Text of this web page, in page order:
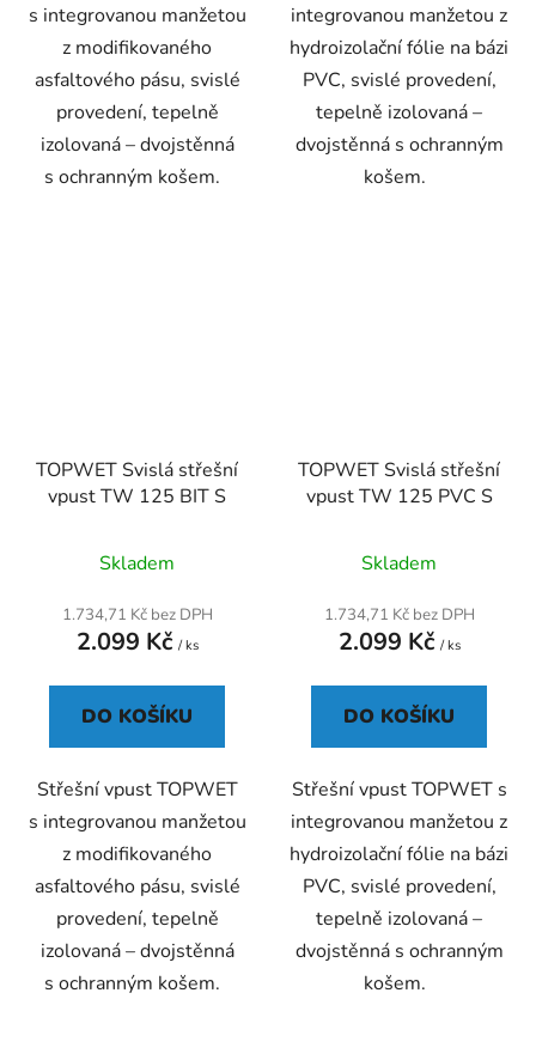
s integrovanou manžetou
z modifikovaného
asfaltového pásu, svislé
provedení, tepelně
izolovaná – dvojstěnná
s ochranným košem.
integrovanou manžetou z
hydroizolační fólie na bázi
PVC, svislé provedení,
tepelně izolovaná –
dvojstěnná s ochranným
košem.
TOPWET Svislá střešní
vpust TW 125 BIT S
Skladem
1.734,71 Kč bez DPH
2.099 Kč / ks
DO KOŠÍKU
Střešní vpust TOPWET
s integrovanou manžetou
z modifikovaného
asfaltového pásu, svislé
provedení, tepelně
izolovaná – dvojstěnná
s ochranným košem.
TOPWET Svislá střešní
vpust TW 125 PVC S
hodnocení
produktu
je
z
Skladem
1.734,71 Kč bez DPH
2.099 Kč / ks
DO KOŠÍKU
Střešní vpust TOPWET s
integrovanou manžetou z
hydroizolační fólie na bázi
PVC, svislé provedení,
tepelně izolovaná –
dvojstěnná s ochranným
košem.